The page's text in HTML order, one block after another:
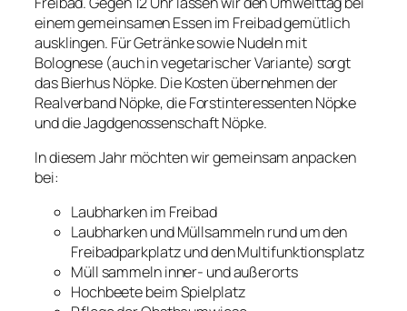
einem gemeinsamen Essen im Freibad gemütlich
ausklingen. Für Getränke sowie Nudeln mit
Bolognese (auch in vegetarischer Variante) sorgt
das Bierhus Nöpke. Die Kosten übernehmen der
Realverband Nöpke, die Forstinteressenten Nöpke
und die Jagdgenossenschaft Nöpke.
In diesem Jahr möchten wir gemeinsam anpacken
bei:
Laubharken im Freibad
Laubharken und Müllsammeln rund um den
Freibadparkplatz und den Multifunktionsplatz
Müll sammeln inner- und außerorts
Hochbeete beim Spielplatz